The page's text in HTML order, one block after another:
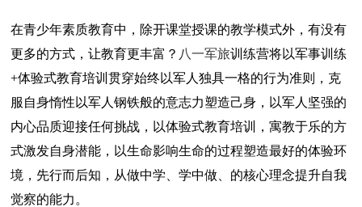
在青少年素质教育中，除开课堂授课的教学模式外，有没有
更多的方式，让教育更丰富？ 八一军旅训练营将以军事训练
+体验式教育培训贯穿始终以军人独具一格的行为准则，克
服自身惰性以军人钢铁般的意志力塑造己身，以军人坚强的
内心品质迎接任何挑战，以体验式教育培训，寓教于乐的方
式激发自身潜能，以生命影响生命的过程塑造最好的体验环
境，先行而后知，从做中学、学中做、的核心理念提升自我
觉察的能力。